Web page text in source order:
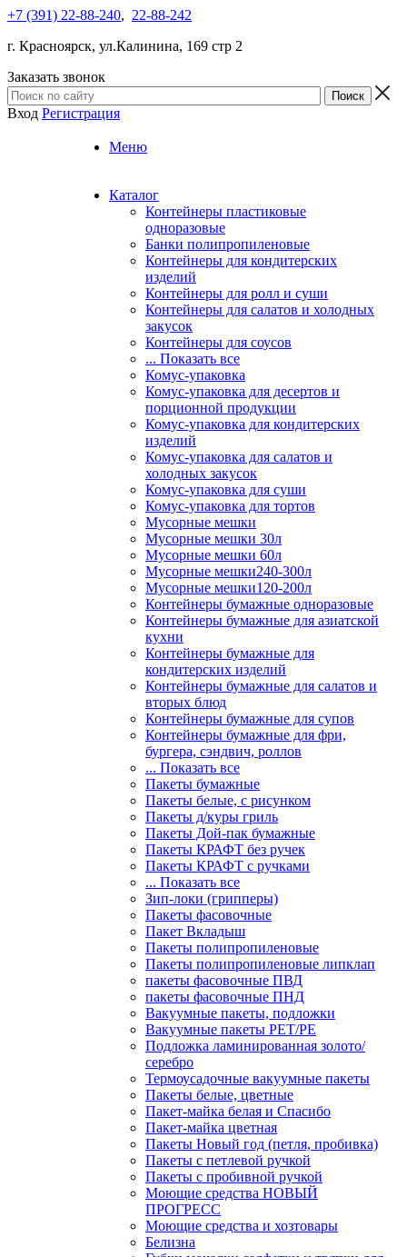
+7 (391) 22-88-240, 22-88-242
г. Красноярск, ул.Калинина, 169 стр 2
Заказать звонок
Вход Регистрация
Меню
Каталог
Контейнеры пластиковые
одноразовые
Банки полипропиленовые
Контейнеры для кондитерских
изделий
Контейнеры для ролл и суши
Контейнеры для салатов и холодных
закусок
Контейнеры для соусов
... Показать все
Комус-упаковка
Комус-упаковка для десертов и
порционной продукции
Комус-упаковка для кондитерских
изделий
Комус-упаковка для салатов и
холодных закусок
Комус-упаковка для суши
Комус-упаковка для тортов
Мусорные мешки
Мусорные мешки 30л
Мусорные мешки 60л
Мусорные мешки240-300л
Мусорные мешки120-200л
Контейнеры бумажные одноразовые
Контейнеры бумажные для азиатской
кухни
Контейнеры бумажные для
кондитерских изделий
Контейнеры бумажные для салатов и
вторых блюд
Контейнеры бумажные для супов
Контейнеры бумажные для фри,
бургера, сэндвич, роллов
... Показать все
Пакеты бумажные
Пакеты белые, с рисунком
Пакеты д/куры гриль
Пакеты Дой-пак бумажные
Пакеты КРАФТ без ручек
Пакеты КРАФТ с ручками
... Показать все
Зип-локи (грипперы)
Пакеты фасовочные
Пакет Вкладыш
Пакеты полипропиленовые
Пакеты полипропиленовые липклап
пакеты фасовочные ПВД
пакеты фасовочные ПНД
Вакуумные пакеты, подложки
Вакуумные пакеты РЕТ/РЕ
Подложка ламинированная золото/
серебро
Термоусадочные вакуумные пакеты
Пакеты белые, цветные
Пакет-майка белая и Спасибо
Пакет-майка цветная
Пакеты Новый год (петля, пробивка)
Пакеты с петлевой ручкой
Пакеты с пробивной ручкой
Моющие средства НОВЫЙ
ПРОГРЕСС
Моющие средства и хозтовары
Белизна